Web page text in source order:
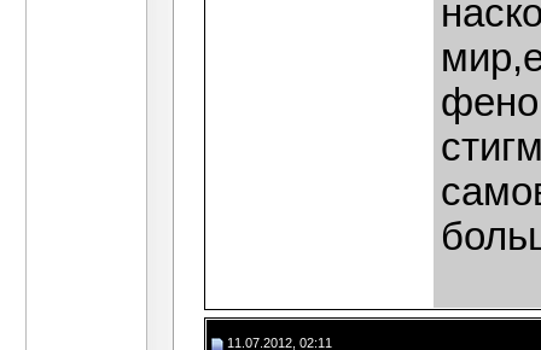
11.07.2012, 02:11